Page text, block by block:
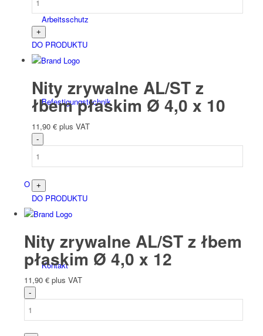
Arbeits­schutz
Befesti­gungs­technik
O nas
Kontakt
DO PRODUKTU
Nity zrywalne AL/ST z
łbem płaskim Ø 4,0 x 10
11,90 € plus VAT
DO PRODUKTU
Nity zrywalne AL/ST z łbem
płaskim Ø 4,0 x 12
11,90 € plus VAT